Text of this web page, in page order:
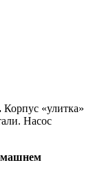
Корпус «улитка»
Насос